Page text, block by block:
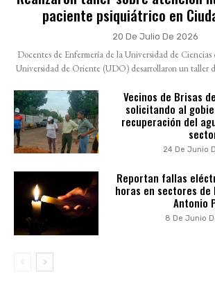
paciente psiquiátrico en
20 De Julio De 2026
Docentes de Enfermería de la Universidad de
Universidad de Oriente (UDO) desarrollaron un taller
Vecinos de Brisas
solicitando al
recuperación del
24 De Junio
Reportan fallas
horas en sectores de
Antonio
8 De Junio